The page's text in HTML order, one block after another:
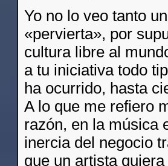
Yo no lo veo tanto
«pervierta», por
cultura libre al
a tu iniciativa todo
ha ocurrido, hasta
A lo que me refiero
razón, en la música
inercia del negocio
que un artista